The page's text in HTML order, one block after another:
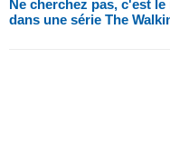
Ne cherchez pas, c'est
dans une série The